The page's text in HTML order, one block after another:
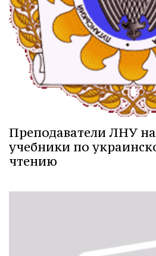
Преподаватели ЛНУ
учебники по
чтению